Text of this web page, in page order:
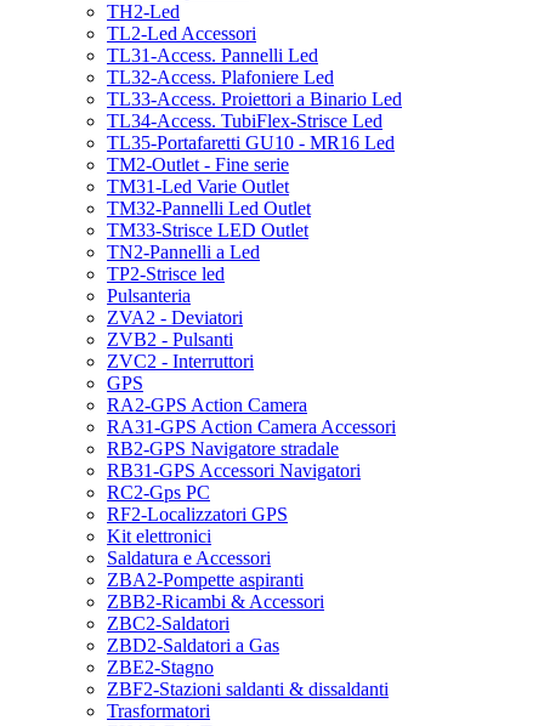
TH2-Led
TL2-Led Accessori
TL31-Access. Pannelli Led
TL32-Access. Plafoniere Led
TL33-Access. Proiettori a Binario Led
TL34-Access. TubiFlex-Strisce Led
TL35-Portafaretti GU10 - MR16 Led
TM2-Outlet - Fine serie
TM31-Led Varie Outlet
TM32-Pannelli Led Outlet
TM33-Strisce LED Outlet
TN2-Pannelli a Led
TP2-Strisce led
Pulsanteria
ZVA2 - Deviatori
ZVB2 - Pulsanti
ZVC2 - Interruttori
GPS
RA2-GPS Action Camera
RA31-GPS Action Camera Accessori
RB2-GPS Navigatore stradale
RB31-GPS Accessori Navigatori
RC2-Gps PC
RF2-Localizzatori GPS
Kit elettronici
Saldatura e Accessori
ZBA2-Pompette aspiranti
ZBB2-Ricambi & Accessori
ZBC2-Saldatori
ZBD2-Saldatori a Gas
ZBE2-Stagno
ZBF2-Stazioni saldanti & dissaldanti
Trasformatori